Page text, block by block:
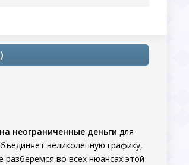
неограниченные деньги для
великолепную графику,
во всех нюансах этой